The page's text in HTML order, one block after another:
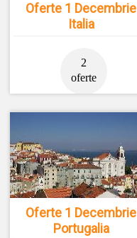
Oferte 1 Decembrie
Italia
2
oferte
Oferte 1 Decembrie
Portugalia